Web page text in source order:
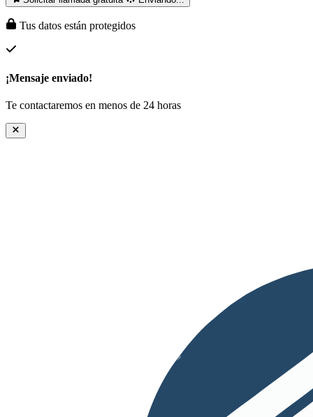
Tus datos están protegidos
¡Mensaje enviado!
Te contactaremos en menos de 24 horas